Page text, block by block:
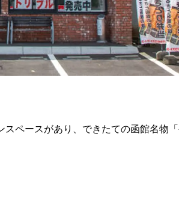
ペースがあり、できたての函館名物